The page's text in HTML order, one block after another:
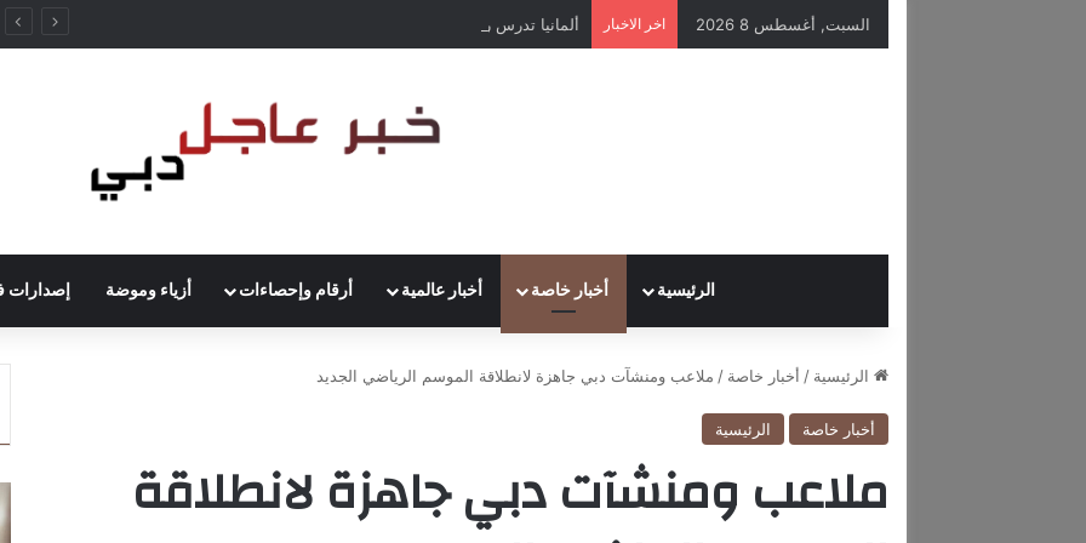
السبت, أغسطس 8 2026 اخر الاخبار
الرئيسية أخبار خاصة أخبار عالمية أرقام وإحصاءات أزياء وموضة إصدارات
الرئيسية / أخبار خاصة / ملاعب ومنشآت دبي جاهزة لانطلاقة الموسم الرياضي الجديد
أخبار خاصة الرئيسية
ملاعب ومنشآت دبي جاهزة لانطلاقة